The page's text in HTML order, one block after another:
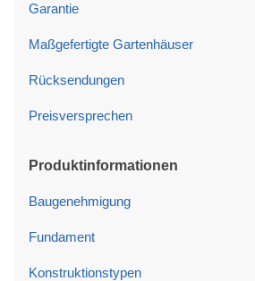
Garantie
Maßgefertigte Gartenhäuser
Rücksendungen
Preisversprechen
Produktinformationen
Baugenehmigung
Fundament
Konstruktionstypen